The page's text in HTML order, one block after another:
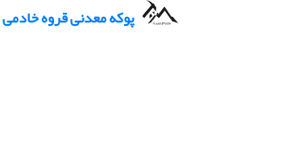
پوکه معدنی قروه خادمی